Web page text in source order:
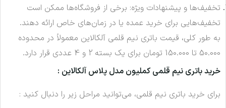
تخفیف‌ها و پیشنهادات ویژه: برخی از فروشگاه‌ها ممکن است
تخفیف‌هایی برای خرید عمده یا در زمان‌های خاص ارائه دهند.
به طور کلی، قیمت باتری نیم قلمی آلکالاین معمولاً در محدوده
50.000 تا 150.000 تومان برای یک بسته 2 و 4 عددی قرار دارد.
خرید باتری نیم قلمی کملیون مدل پلاس آلکالاین :
برای خرید باتری نیم قلمی، می‌توانید مراحل زیر را دنبال کنید :